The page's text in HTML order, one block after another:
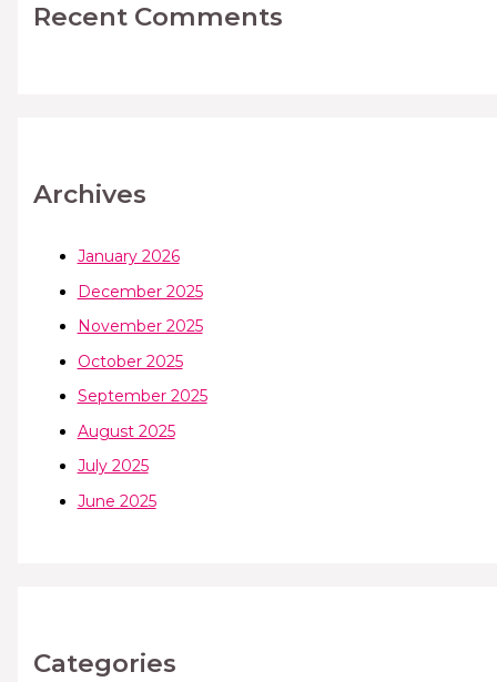
Recent Comments
Archives
January 2026
December 2025
November 2025
October 2025
September 2025
August 2025
July 2025
June 2025
Categories